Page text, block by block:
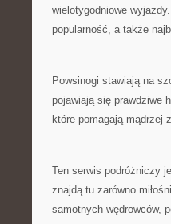
wielotygodniowe
popularność, a także
Powsinogi stawiają na
pojawiają się prawdziwe
które pomagają mądrzej
Ten serwis podróżniczy
znajdą tu zarówno
samotnych wędrowców,